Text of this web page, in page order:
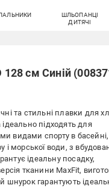
ШЛЬОПАНЦІ
ДИТЯЧІ
128 см Синій
та стильні плавки для
ідеально підходять для
видами спорту в
і морської води, з
ідеальну посадку,
тканини MaxFit,
шнурок гарантують